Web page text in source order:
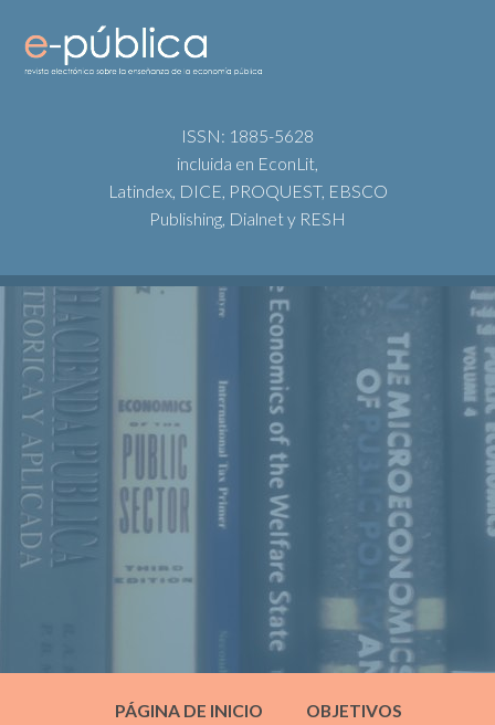
ISSN: 1885-5628
incluida en EconLit,
Latindex, DICE, PROQUEST, EBSCO
Publishing, Dialnet y RESH
PÁGINA DE INICIO OBJETIVOS